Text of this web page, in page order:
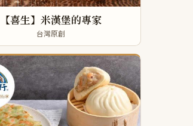
【喜生】米漢堡的專家
台灣原創